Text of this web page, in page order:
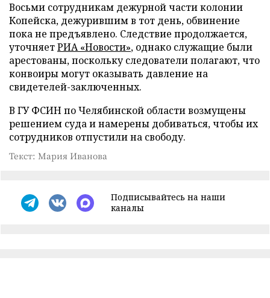
Восьми сотрудникам дежурной части колонии
Копейска, дежурившим в тот день, обвинение
пока не предъявлено. Следствие продолжается,
уточняетРИА «Новости», однако служащие были
арестованы, поскольку следователи полагают, что
конвоиры могут оказывать давление на
свидетелей-заключенных.
В ГУ ФСИН по Челябинской области возмущены
решением суда и намерены добиваться, чтобы их
сотрудников отпустили на свободу.
Текст: Мария Иванова
Подписывайтесь на наши
каналы